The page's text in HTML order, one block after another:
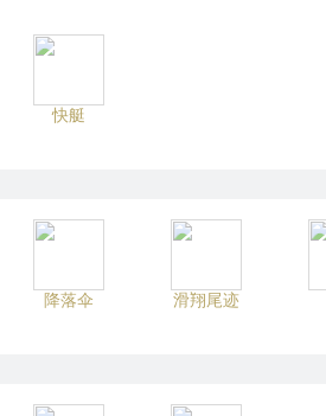
快艇
降落伞 滑翔尾迹